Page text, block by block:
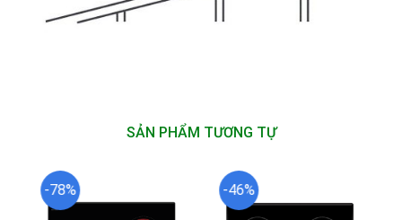
SẢN PHẨM TƯƠNG TỰ
-78% -46%